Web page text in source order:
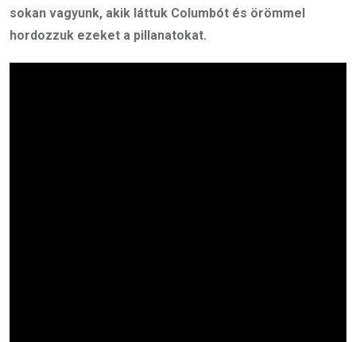
sokan vagyunk, akik láttuk Columbót és örömmel
hordozzuk ezeket a pillanatokat.